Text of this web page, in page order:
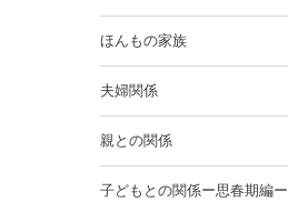
ほんもの家族
夫婦関係
親との関係
子どもとの関係ー思春期編ー